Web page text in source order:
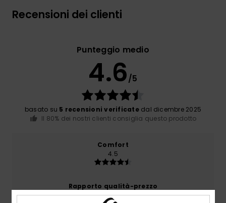
Recensioni dei clienti
Punteggio medio
4.6/5
basato su 5 recensioni verificatedal dicembre 2025
Il 80% dei nostri clienti consiglia questo prodotto
Comfort
4.5
Rapporto qualità-prezzo
4.0